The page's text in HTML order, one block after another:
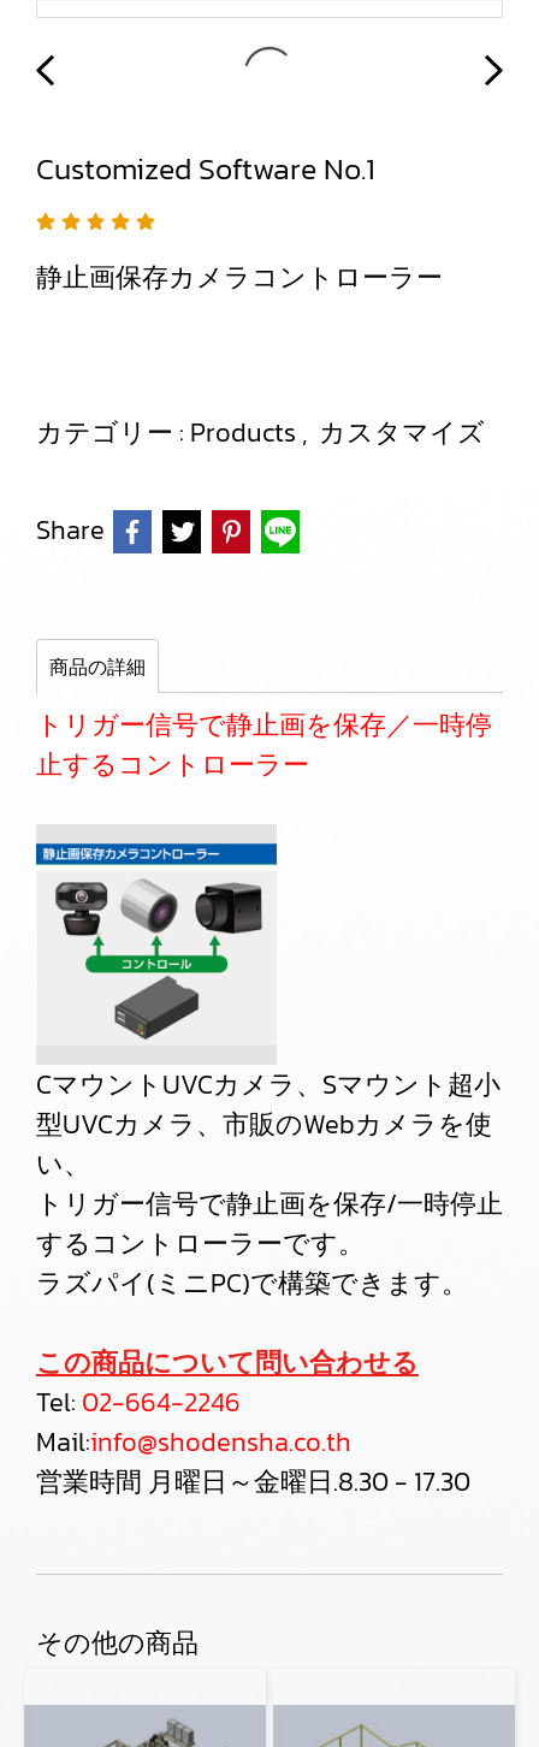
Customized Software No.1
静止画保存カメラコントローラー
カテゴリー : Products , カスタマイズ
Share
商品の詳細
トリガー信号で静止画を保存／一時停
止するコントローラー
CマウントUVCカメラ、Sマウント超小
型UVCカメラ、市販のWebカメラを使
い、
トリガー信号で静止画を保存/一時停止
するコントローラーです。
ラズパイ(ミニPC)で構築できます。
この商品について問い合わせる
Tel: 02-664-2246
Mail:info@shodensha.co.th
営業時間 月曜日～金曜日.8.30 - 17.30
その他の商品